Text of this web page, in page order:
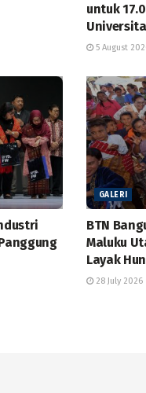
untuk
5 August
GALERI
BTN
Maluku
Layak
28 July 2026